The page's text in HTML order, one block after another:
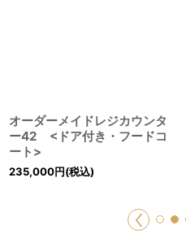
オーダーメイドレジカウンタ
ー42 <ドア付き・フードコ
ート>
235,000円(税込)